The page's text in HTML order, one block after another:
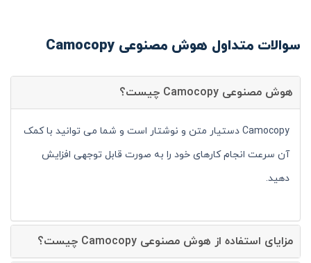
سوالات متداول هوش مصنوعی Camocopy
هوش مصنوعی Camocopy چیست؟
Camocopy دستیار متن و نوشتار است و شما می توانید با کمک
آن سرعت انجام کارهای خود را به صورت قابل توجهی افزایش
دهید.
مزایای استفاده از هوش مصنوعی Camocopy چیست؟